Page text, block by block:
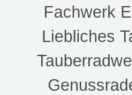
Fachwerk
Liebliches